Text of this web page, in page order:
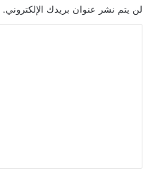
لن يتم نشر عنوان بريدك الإلكتروني.